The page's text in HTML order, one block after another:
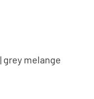
grey melange